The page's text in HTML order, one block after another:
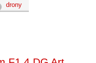
drony